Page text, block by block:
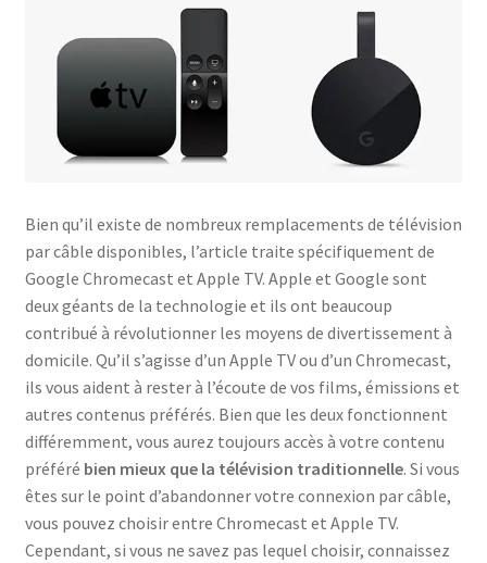
Politique des cookies
Bien qu’il existe de nombreux remplacements de télévision
par câble disponibles, l’article traite spécifiquement de
Google Chromecast et Apple TV. Apple et Google sont
deux géants de la technologie et ils ont beaucoup
contribué à révolutionner les moyens de divertissement à
domicile. Qu’il s’agisse d’un Apple TV ou d’un Chromecast,
ils vous aident à rester à l’écoute de vos films, émissions et
autres contenus préférés. Bien que les deux fonctionnent
différemment, vous aurez toujours accès à votre contenu
préféré bien mieux que la télévision traditionnelle. Si vous
êtes sur le point d’abandonner votre connexion par câble,
vous pouvez choisir entre Chromecast et Apple TV.
Cependant, si vous ne savez pas lequel choisir, connaissez